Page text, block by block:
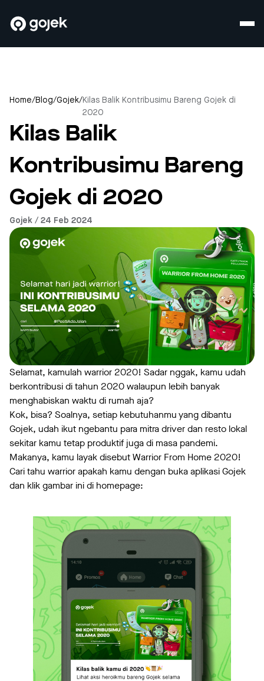
Home/Blog/Gojek/Kilas Balik Kontribusimu Bareng Gojek di
2020
Kilas Balik
Kontribusimu Bareng
Gojek di 2020
Gojek / 24 Feb 2024
Selamat, kamulah warrior 2020! Sadar nggak, kamu udah
berkontribusi di tahun 2020 walaupun lebih banyak
menghabiskan waktu di rumah aja?
Kok, bisa? Soalnya, setiap kebutuhanmu yang dibantu
Gojek, udah ikut ngebantu para mitra driver dan resto lokal
sekitar kamu tetap produktif juga di masa pandemi.
Makanya, kamu layak disebut Warrior From Home 2020!
Cari tahu warrior apakah kamu dengan buka aplikasi Gojek
dan klik gambar ini di homepage: